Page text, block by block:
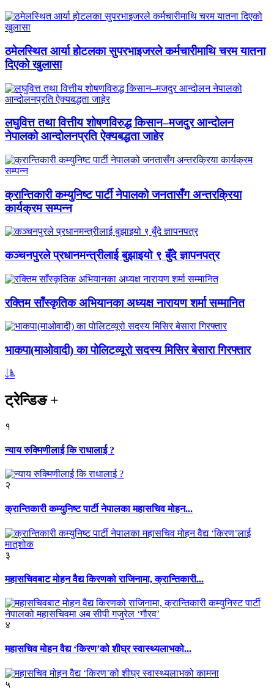
ठमेलस्थित आर्या होटलका सुपरभाइजरले कर्मचारीमाथि चरम यातना
दिएको खुलासा
लघुवित्त तथा वित्तीय शोषणविरुद्ध किसान–मजदुर आन्दोलन
नेपालको आन्दोलनप्रति ऐक्यबद्धता जाहेर
क्रान्तिकारी कम्युनिष्ट पार्टी नेपालको जनतासँग अन्तरक्रिया
कार्यक्रम सम्पन्न
कञ्चनपुरले प्रधानमन्त्रीलाई बुझाइयो ९ बुँदे ज्ञापनपत्र
रक्तिम साँस्कृतिक अभियानका अध्यक्ष नारायण शर्मा सम्मानित
भाकपा(माओवादी) का पोलिटव्यूरो सदस्य मिसिर बेसारा गिरफ्तार
ट्रेन्डिङ+
१
न्याय रुक्मिणीलाई कि राधालाई ?
२
क्रान्तिकारी कम्युनिष्ट पार्टी नेपालका महासचिव मोहन...
३
महासचिवबाट मोहन वैद्य किरणको राजिनामा, क्रान्तिकारी...
४
महासचिव मोहन वैद्य ‘किरण’को शीघ्र स्वास्थ्यलाभको...
५